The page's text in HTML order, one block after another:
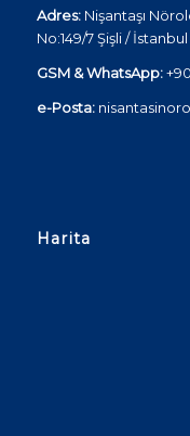
Adres: Nişantaşı
No:149/7 Şişli / İstanbul
GSM & WhatsApp:
e-Posta:
Harita